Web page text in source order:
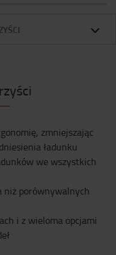
zmniejszając
ładunku
we wszystkich
niż porównywalnych
i z wieloma opcjami